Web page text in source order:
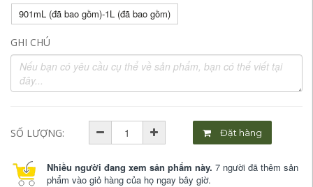
901mL (đã bao gồm)-1L (đã bao gồm)
GHI CHÚ
SỐ LƯỢNG: Đặt hàng
Nhiều người đang xem sản phẩm này. 7 người đã thêm sản
phẩm vào giỏ hàng của họ ngay bây giờ.